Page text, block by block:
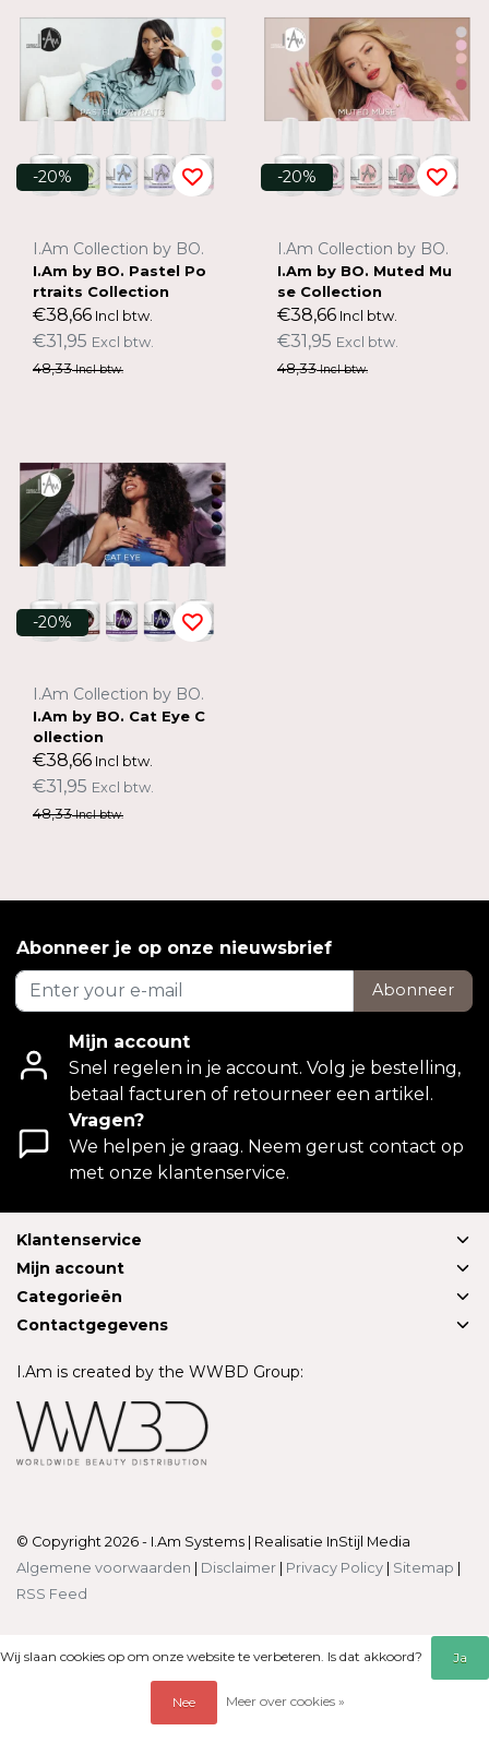
-20%
I.Am Collection by BO.
I.Am by BO. Pastel Po
rtraits Collection
€38,66 Incl btw.
€31,95 Excl btw.
48,33Incl btw.
-20%
I.Am Collection by BO.
I.Am by BO. Muted Mu
se Collection
€38,66 Incl btw.
€31,95 Excl btw.
48,33Incl btw.
-20%
I.Am Collection by BO.
I.Am by BO. Cat Eye C
ollection
€38,66 Incl btw.
€31,95 Excl btw.
48,33Incl btw.
Abonneer je op onze nieuwsbrief
Abonneer
Mijn account
Snel regelen in je account. Volg je bestelling,
betaal facturen of retourneer een artikel.
Vragen?
We helpen je graag. Neem gerust contact op
met onze klantenservice.
Klantenservice
Mijn account
Categorieën
Contactgegevens
I.Am is created by the WWBD Group:
© Copyright 2026 - I.Am Systems | Realisatie InStijl Media
Algemene voorwaarden | Disclaimer | Privacy Policy | Sitemap |
RSS Feed
Wij slaan cookies op om onze website te verbeteren. Is dat akkoord? Ja
Nee Meer over cookies »